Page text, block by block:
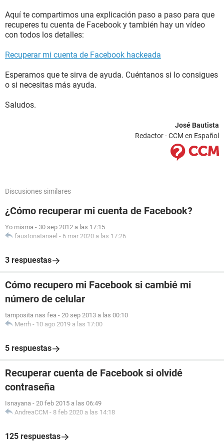
Aquí te compartimos una explicación paso a paso para que
recuperes tu cuenta de Facebook y también hay un vídeo
con todos los detalles:
Recuperar mi cuenta de Facebook hackeada
Esperamos que te sirva de ayuda. Cuéntanos si lo consigues
o si necesitas más ayuda.
Saludos.
José Bautista
Redactor - CCM en Español
Discusiones similares
¿Cómo recuperar mi cuenta de Facebook?
Yo misma - 30 sep 2012 a las 17:15
faustonatanael - 6 mar 2020 a las 17:26
3 respuestas
Cómo recupero mi Facebook si cambié mi
número de celular
tamposita nas fea - 20 sep 2013 a las 00:10
Merrh - 10 ago 2019 a las 17:00
5 respuestas
Recuperar cuenta de Facebook si olvidé
contraseña
Isnayana - 20 feb 2015 a las 06:49
AndreaCCM - 8 feb 2020 a las 14:18
125 respuestas